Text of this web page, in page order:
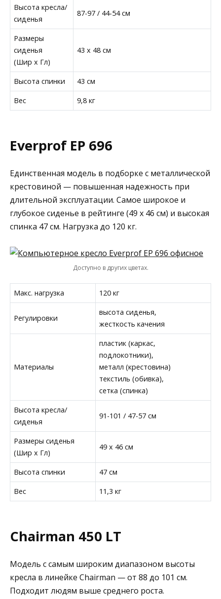
Высота кресла/
сиденья
87-97 / 44-54 см
Размеры
сиденья
(Шир х Гл)
43 x 48 см
Высота спинки 43 см
Вес 9,8 кг
Everprof EP 696
Единственная модель в подборке с металлической
крестовиной — повышенная надежность при
длительной эксплуатации. Самое широкое и
глубокое сиденье в рейтинге (49 x 46 см) и высокая
спинка 47 см. Нагрузка до 120 кг.
Доступно в других цветах.
Макс. нагрузка 120 кг
Регулировки
высота сиденья,
жесткость качения
Материалы
пластик (каркас,
подлокотники),
металл (крестовина)
текстиль (обивка),
сетка (спинка)
Высота кресла/
сиденья
91-101 / 47-57 см
Размеры сиденья
(Шир х Гл)
49 x 46 см
Высота спинки 47 см
Вес 11,3 кг
Chairman 450 LT
Модель с самым широким диапазоном высоты
кресла в линейке Chairman — от 88 до 101 см.
Подходит людям выше среднего роста.